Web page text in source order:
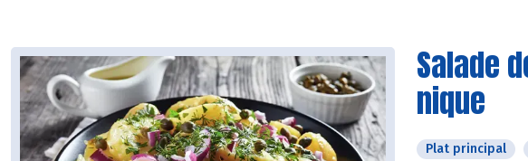
Salade
nique
Plat principal